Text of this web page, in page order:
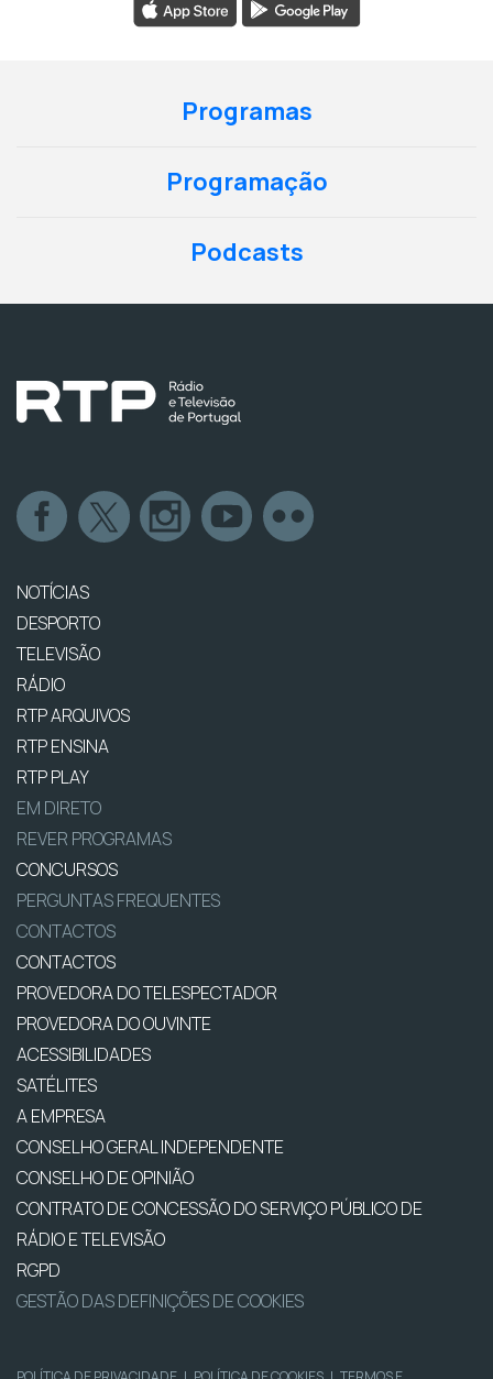
Programas
Programação
Podcasts
NOTÍCIAS
DESPORTO
TELEVISÃO
RÁDIO
RTP ARQUIVOS
RTP ENSINA
RTP PLAY
EM DIRETO
REVER PROGRAMAS
CONCURSOS
PERGUNTAS FREQUENTES
CONTACTOS
CONTACTOS
PROVEDORA DO TELESPECTADOR
PROVEDORA DO OUVINTE
ACESSIBILIDADES
SATÉLITES
A EMPRESA
CONSELHO GERAL INDEPENDENTE
CONSELHO DE OPINIÃO
CONTRATO DE CONCESSÃO DO SERVIÇO PÚBLICO DE
RÁDIO E TELEVISÃO
RGPD
GESTÃO DAS DEFINIÇÕES DE COOKIES